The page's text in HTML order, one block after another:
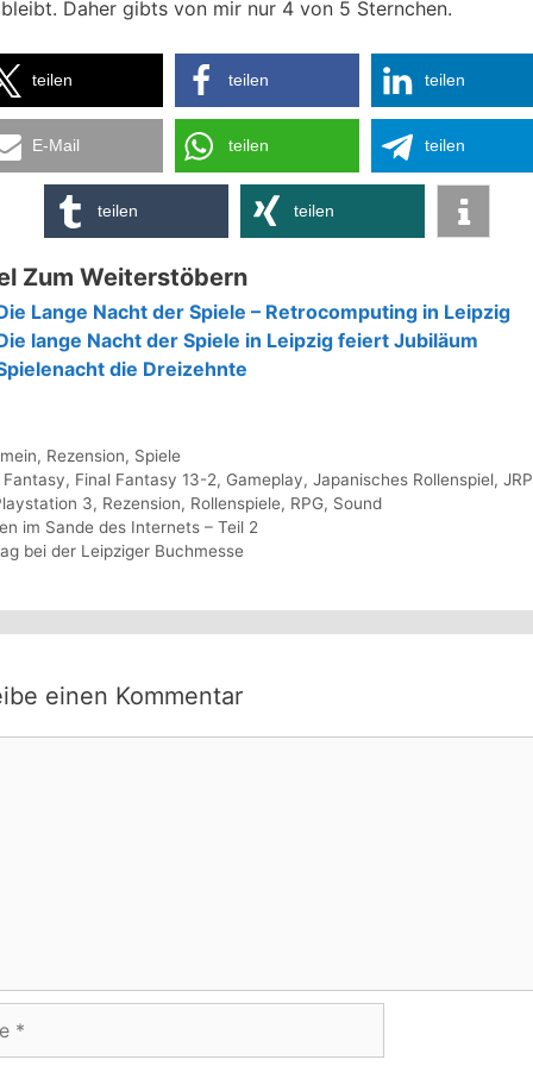
Daher gibts von mir nur 4 von 5 Sternchen.
teilen teilen teilen
E-Mail teilen teilen
teilen teilen
Zum Weiterstöbern
Lange Nacht der Spiele – Retrocomputing in Leipzig
lange Nacht der Spiele in Leipzig feiert Jubiläum
die Dreizehnte
, Rezension, Spiele
Fantasy, Final Fantasy 13-2, Gameplay,Japanisches Rollenspiel,
3, Rezension, Rollenspiele, RPG, Sound
im Sande des Internets – Teil 2
bei der Leipziger Buchmesse
einen Kommentar